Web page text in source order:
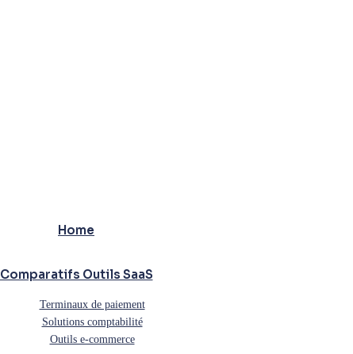
Home
Comparatifs Outils SaaS
Terminaux de paiement
Solutions comptabilité
Outils e-commerce